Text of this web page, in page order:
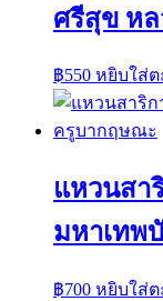
ศรีสุข หล
฿550 หยิบใส่ต
แหวนสา
มหาเทพ
฿700 หยิบใส่ต